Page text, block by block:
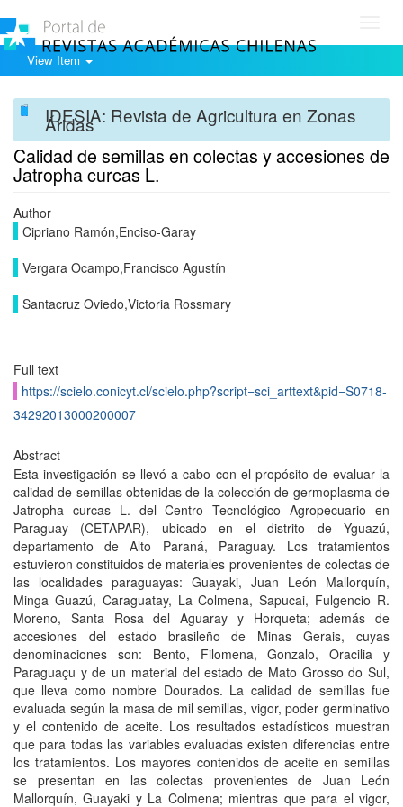
View Item
IDESIA: Revista de Agricultura en Zonas
Áridas
Calidad de semillas en colectas y accesiones de
Jatropha curcas L.
Author
Cipriano Ramón,Enciso-Garay
Vergara Ocampo,Francisco Agustín
Santacruz Oviedo,Victoria Rossmary
Full text
https://scielo.conicyt.cl/scielo.php?script=sci_arttext&pid=S0718-
34292013000200007
Abstract
Esta investigación se llevó a cabo con el propósito de evaluar la
calidad de semillas obtenidas de la colección de germoplasma de
Jatropha curcas L. del Centro Tecnológico Agropecuario en
Paraguay (CETAPAR), ubicado en el distrito de Yguazú,
departamento de Alto Paraná, Paraguay. Los tratamientos
estuvieron constituidos de materiales provenientes de colectas de
las localidades paraguayas: Guayaki, Juan León Mallorquín,
Minga Guazú, Caraguatay, La Colmena, Sapucai, Fulgencio R.
Moreno, Santa Rosa del Aguaray y Horqueta; además de
accesiones del estado brasileño de Minas Gerais, cuyas
denominaciones son: Bento, Filomena, Gonzalo, Oracilia y
Paraguaçu y de un material del estado de Mato Grosso do Sul,
que lleva como nombre Dourados. La calidad de semillas fue
evaluada según la masa de mil semillas, vigor, poder germinativo
y el contenido de aceite. Los resultados estadísticos muestran
que para todas las variables evaluadas existen diferencias entre
los tratamientos. Los mayores contenidos de aceite en semillas
se presentan en las colectas provenientes de Juan León
Mallorquín, Guayaki y La Colmena; mientras que para el vigor,